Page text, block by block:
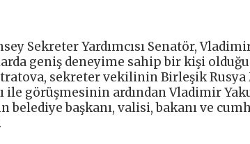
Sekreter Yardımcısı Senatör,
geniş deneyime sahip bir kişi
sekreter vekilinin Birleşik
ile görüşmesinin ardından Vladimir
belediye başkanı, valisi, bakanı ve